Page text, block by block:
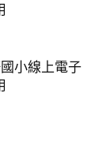
小線上電子